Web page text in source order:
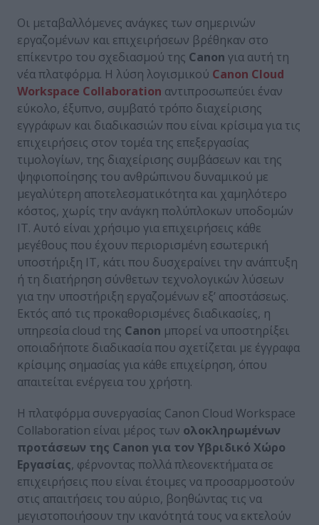
Οι μεταβαλλόμενες ανάγκες των σημερινών
εργαζομένων και επιχειρήσεων βρέθηκαν στο
επίκεντρο του σχεδιασμού της Canon για αυτή τη
νέα πλατφόρμα. Η λύση λογισμικού Canon Cloud
Workspace Collaboration αντιπροσωπεύει έναν
εύκολο, έξυπνο, συμβατό τρόπο διαχείρισης
εγγράφων και διαδικασιών που είναι κρίσιμα για τις
επιχειρήσεις στον τομέα της επεξεργασίας
τιμολογίων, της διαχείρισης συμβάσεων και της
ψηφιοποίησης του ανθρώπινου δυναμικού με
μεγαλύτερη αποτελεσματικότητα και χαμηλότερο
κόστος, χωρίς την ανάγκη πολύπλοκων υποδομών
ΙΤ. Αυτό είναι χρήσιμο για επιχειρήσεις κάθε
μεγέθους που έχουν περιορισμένη εσωτερική
υποστήριξη ΙΤ, κάτι που δυσχεραίνει την ανάπτυξη
ή τη διατήρηση σύνθετων τεχνολογικών λύσεων
για την υποστήριξη εργαζομένων εξ’ αποστάσεως.
Εκτός από τις προκαθορισμένες διαδικασίες, η
υπηρεσία cloud της Canon μπορεί να υποστηρίξει
οποιαδήποτε διαδικασία που σχετίζεται με έγγραφα
κρίσιμης σημασίας για κάθε επιχείρηση, όπου
απαιτείται ενέργεια του χρήστη.
Η πλατφόρμα συνεργασίας Canon Cloud Workspace
Collaboration είναι μέρος των ολοκληρωμένων
προτάσεων της Canon για τον Υβριδικό Χώρο
Εργασίας, φέρνοντας πολλά πλεονεκτήματα σε
επιχειρήσεις που είναι έτοιμες να προσαρμοστούν
στις απαιτήσεις του αύριο, βοηθώντας τις να
μεγιστοποιήσουν την ικανότητά τους να εκτελούν